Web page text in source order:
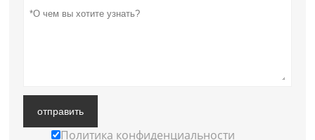
отправить
Политика конфиденциальности